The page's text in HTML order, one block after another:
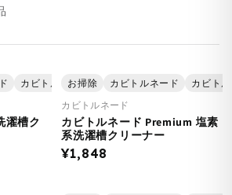
カビトルネード 【キャンペーン2025】
日用
濯槽ク
お掃除 カビトルネード
カビト
カビトルネード
カビトルネード Premium 塩素
系洗濯槽クリーナー
¥1,848